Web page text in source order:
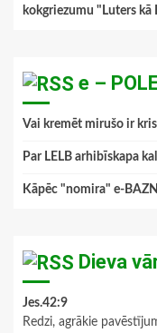
kokgriezumu "Luters kā
e –
Vai kremēt mirušo ir
Par LELB arhibīskapa
Kāpēc "nomira" e-
Dieva
Jes.42:9
Redzi, agrākie